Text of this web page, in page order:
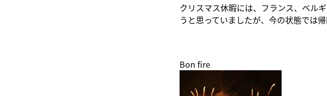
クリスマス休暇には、フランス、ベル
うと思っていましたが、今の状態では
Bon fire